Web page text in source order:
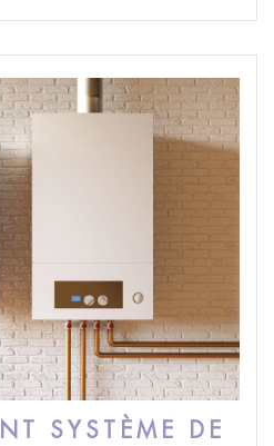
SYSTÈME DE